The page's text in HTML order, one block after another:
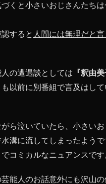
くと小さいおじさんたち
すると 人間には無理だと
の遭遇談としては 『釈由美
以前に別番組で言及はし
ら泣いていたら、小さい
溝に流してしまったよう
コミカルなニュアンスです
芸能人のお話意外にも沢山